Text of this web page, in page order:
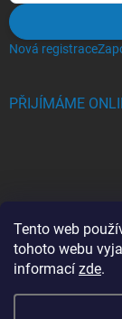
Tento web
tohoto webu
informací zde.
Nová registrace
PŘIJÍMÁME
BLOG
Crocs, proč se
také?